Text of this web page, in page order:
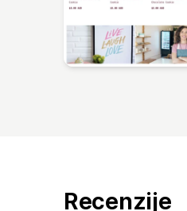
Recenzije